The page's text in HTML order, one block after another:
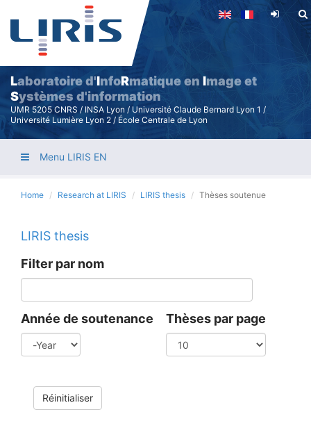
Skip
content
Laboratoire d'InfoRmatique en Image et
Systèmes d'information
UMR 5205 CNRS / INSA Lyon / Université Claude Bernard Lyon 1 /
Université Lumière Lyon 2 / École Centrale de Lyon
Menu LIRIS EN
Home Research at LIRIS LIRIS thesis Thèses soutenue
LIRIS thesis
Filter par nom
Année de soutenance Thèses par page
Réinitialiser